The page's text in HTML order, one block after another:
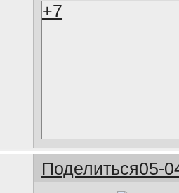
+7
Поделиться05-